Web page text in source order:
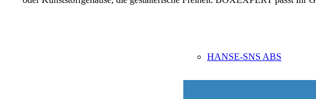
HANSE-SNS ABS